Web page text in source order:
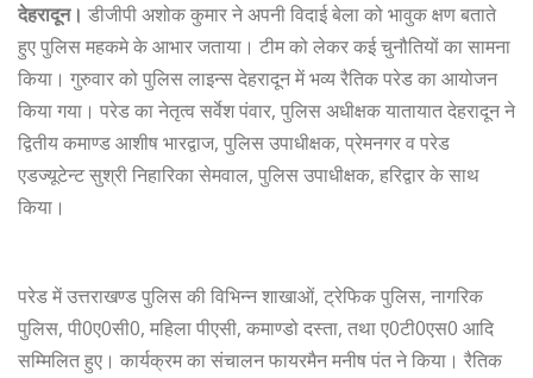
देहरादून। डीजीपी अशोक कुमार ने अपनी विदाई बेला को भावुक क्षण बताते
हुए पुलिस महकमे के आभार जताया। टीम को लेकर कई चुनौतियों का सामना
किया। गुरुवार को पुलिस लाइन्स देहरादून में भव्य रैतिक परेड का आयोजन
किया गया। परेड का नेतृत्व सर्वेश पंवार, पुलिस अधीक्षक यातायात देहरादून ने
द्वितीय कमाण्ड आशीष भारद्वाज, पुलिस उपाधीक्षक, प्रेमनगर व परेड
एडज्यूटेन्ट सुश्री निहारिका सेमवाल, पुलिस उपाधीक्षक, हरिद्वार के साथ
किया।
परेड में उत्तराखण्ड पुलिस की विभिन्न शाखाओं, ट्रेफिक पुलिस, नागरिक
पुलिस, पी0ए0सी0, महिला पीएसी, कमाण्डो दस्ता, तथा ए0टी0एस0 आदि
सम्मिलित हुए। कार्यक्रम का संचालन फायरमैन मनीष पंत ने किया। रैतिक